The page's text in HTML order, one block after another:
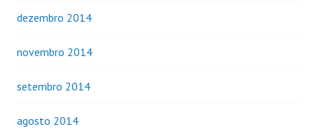
dezembro 2014
novembro 2014
setembro 2014
agosto 2014